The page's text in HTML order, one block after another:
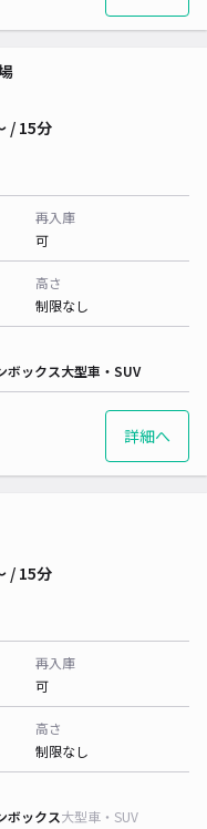
/ 15分
再入庫
可
高さ
制限なし
ボックス大型車・SUV
詳細へ
/ 15分
再入庫
可
高さ
制限なし
ボックス大型車・SUV